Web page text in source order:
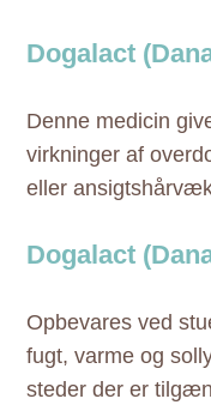
Dogalact
Denne medicin
virkninger af
eller
Dogalact
Opbevares ved
fugt, varme og
steder der er